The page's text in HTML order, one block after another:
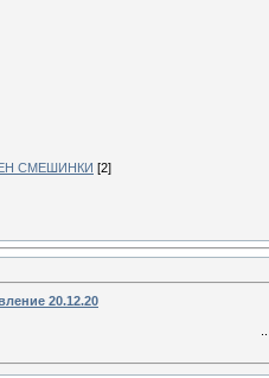
СМЕШИНКИ [2]
20.12.20